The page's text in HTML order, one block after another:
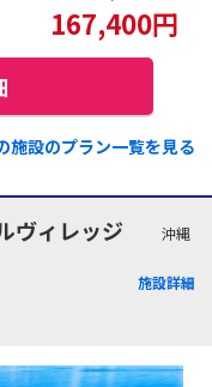
167,400円
施設のプラン一覧を見る
ヴィレッジ
沖縄
施設詳細